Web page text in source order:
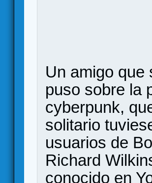
Un amigo que
puso sobre la
cyberpunk,
solitario
usuarios de
Richard
conocido en